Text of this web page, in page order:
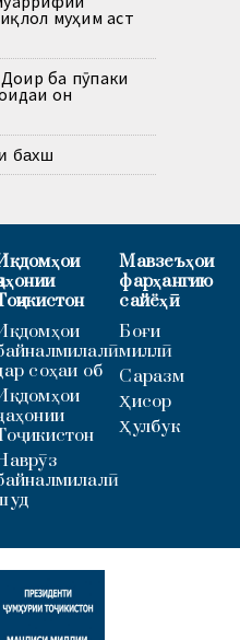
муҳим аст
ба пӯпаки
он
бахш
соҳаи об
Мавзеъҳои
фарҳангию
сайёҳӣ
Боғи
миллӣ
Саразм
Ҳисор
Ҳулбук